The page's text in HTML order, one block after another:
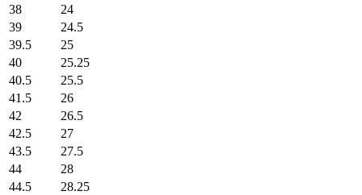
38
24
39
24.5
39.5
25
40
25.25
40.5
25.5
41.5
26
42
26.5
42.5
27
43.5
27.5
44
28
44.5
28.25